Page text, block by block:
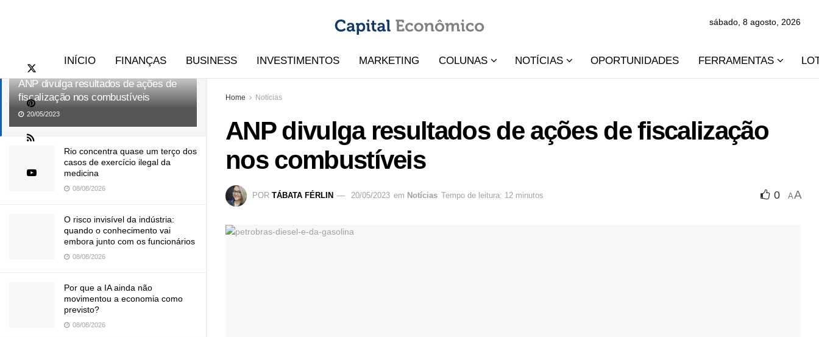
ANP divulga resultados de ações de
fiscalização nos combustíveis
20/05/2023
Rio concentra quase um terço dos
casos de exercício ilegal da
medicina
08/08/2026
O risco invisível da indústria:
quando o conhecimento vai
embora junto com os funcionários
08/08/2026
Por que a IA ainda não
movimentou a economia como
previsto?
08/08/2026
sábado, 8 agosto, 2026
INÍCIO FINANÇAS BUSINESS INVESTIMENTOS MARKETING COLUNAS NOTÍCIAS OPORTUNIDADES FERRAMENTAS
Home Notícias
ANP divulga resultados de ações de fiscalização
nos combustíveis
POR TÁBATA FÉRLIN 20/05/2023 em Notícias Tempo de leitura: 12 minutos 0 AA